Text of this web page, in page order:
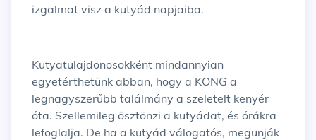
izgalmat visz a kutyád napjaiba.
Kutyatulajdonosokként mindannyian
egyetérthetünk abban, hogy a KONG a
legnagyszerűbb találmány a szeletelt kenyér
óta. Szellemileg ösztönzi a kutyádat, és órákra
lefoglalja. De ha a kutyád válogatós, megunják